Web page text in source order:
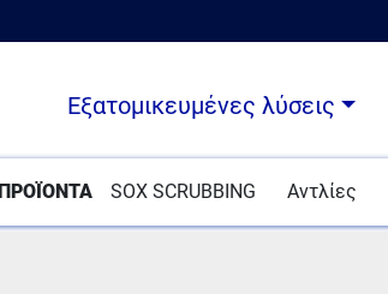
Εξατομικευμένες λύσεις
ΠΡΟΪΟΝΤΑ SOX SCRUBBING Αντλίες